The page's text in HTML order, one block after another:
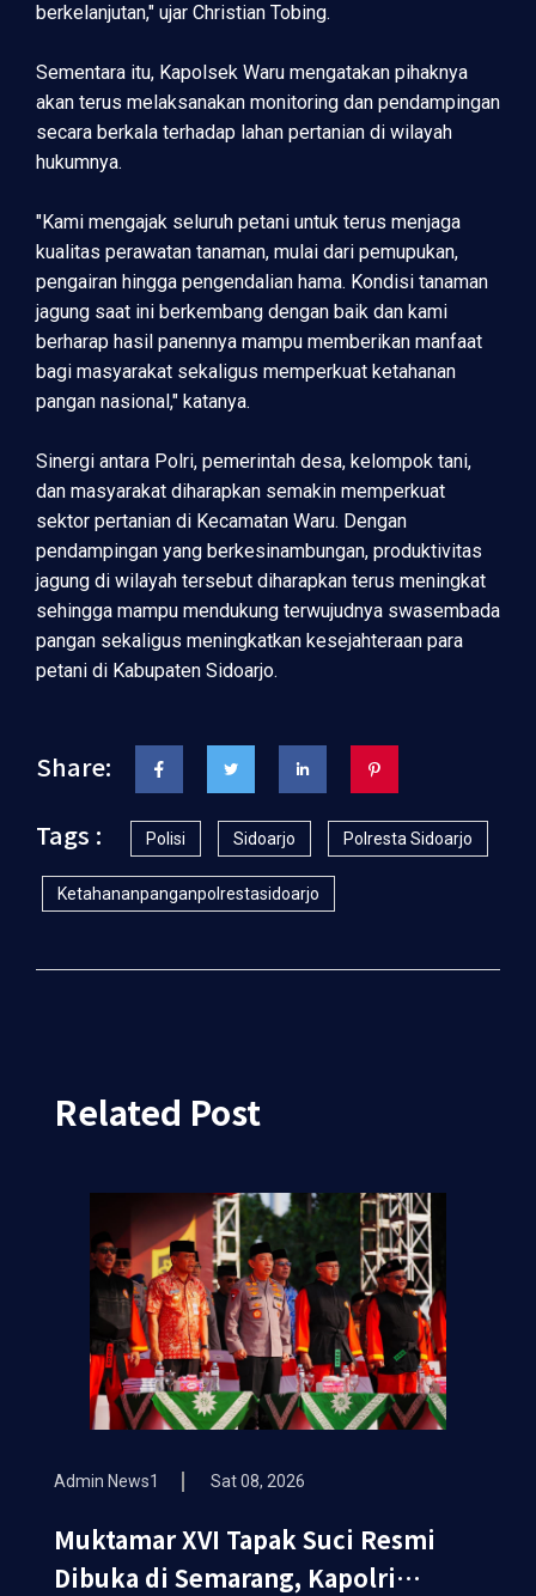
berkelanjutan," ujar Christian Tobing.
Sementara itu, Kapolsek Waru mengatakan pihaknya
akan terus melaksanakan monitoring dan pendampingan
secara berkala terhadap lahan pertanian di wilayah
hukumnya.
"Kami mengajak seluruh petani untuk terus menjaga
kualitas perawatan tanaman, mulai dari pemupukan,
pengairan hingga pengendalian hama. Kondisi tanaman
jagung saat ini berkembang dengan baik dan kami
berharap hasil panennya mampu memberikan manfaat
bagi masyarakat sekaligus memperkuat ketahanan
pangan nasional," katanya.
Sinergi antara Polri, pemerintah desa, kelompok tani,
dan masyarakat diharapkan semakin memperkuat
sektor pertanian di Kecamatan Waru. Dengan
pendampingan yang berkesinambungan, produktivitas
jagung di wilayah tersebut diharapkan terus meningkat
sehingga mampu mendukung terwujudnya swasembada
pangan sekaligus meningkatkan kesejahteraan para
petani di Kabupaten Sidoarjo.
Share:
Tags :
Polisi Sidoarjo Polresta Sidoarjo
Ketahananpanganpolrestasidoarjo
Related Post
Admin News1 Sat 08, 2026
Muktamar XVI Tapak Suci Resmi
Dibuka di Semarang, Kapolri